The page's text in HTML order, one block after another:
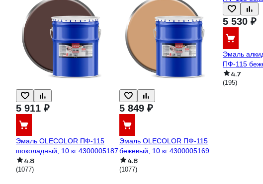
5 911 ₽
Эмаль OLECOLOR ПФ-115
шоколадный, 10 кг 4300005187
4.8
(1077)
5 849 ₽
Эмаль OLECOLOR ПФ-115
бежевый, 10 кг 4300005169
4.8
(1077)
5 530 ₽
Эмаль
ПФ-115
4.7
(195)